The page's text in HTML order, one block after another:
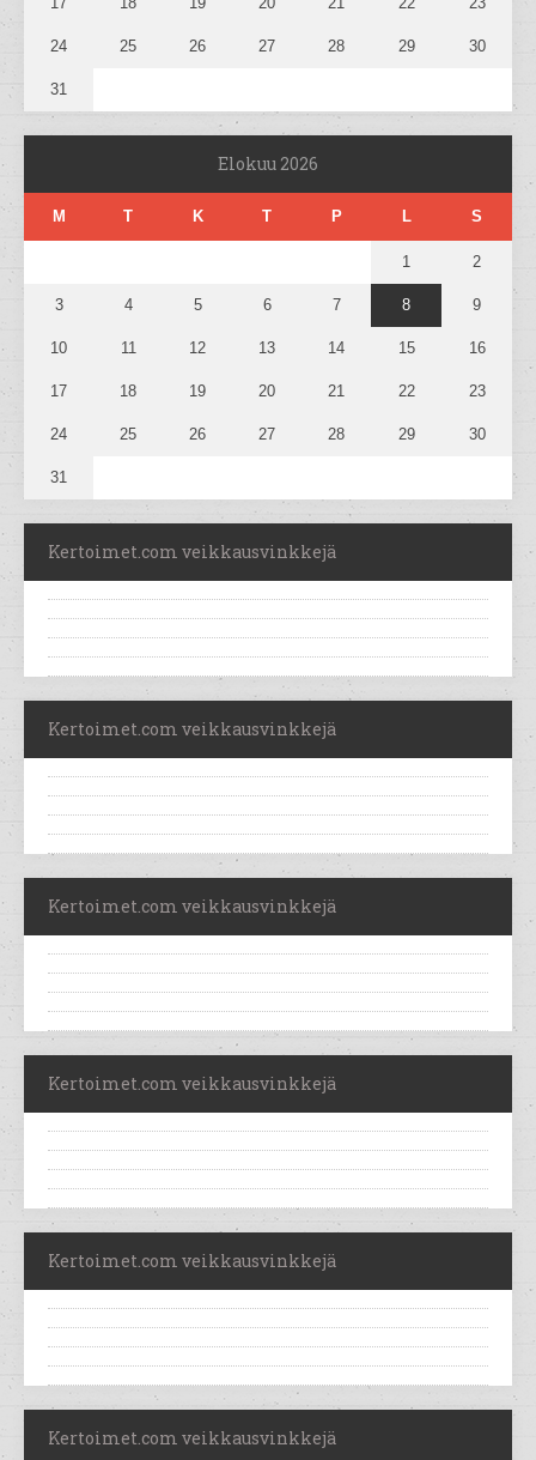
24 25 26 27 28 29 30
31
Elokuu 2026
M T K T P L S
1 2
3 4 5 6 7 8 9
10 11 12 13 14 15 16
17 18 19 20 21 22 23
24 25 26 27 28 29 30
31
Kertoimet.com veikkausvinkkejä
Kertoimet.com veikkausvinkkejä
Kertoimet.com veikkausvinkkejä
Kertoimet.com veikkausvinkkejä
Kertoimet.com veikkausvinkkejä
Kertoimet.com veikkausvinkkejä